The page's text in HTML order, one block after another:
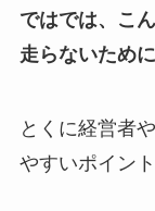
ではでは、こ
走らないため
とくに経営者
やすいポイン